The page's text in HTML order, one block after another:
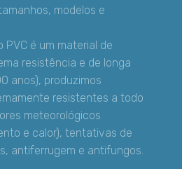
modelos e
PVC é um material de
resistência e de longa
anos), produzimos
resistentes a todo
meteorológicos
e calor), tentativas de
antiferrugem e antifungos.